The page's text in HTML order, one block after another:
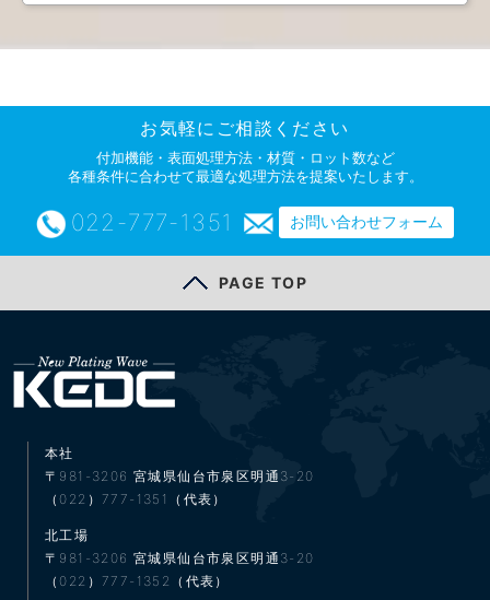
お気軽にご相談ください
付加機能・表面処理方法・材質・ロット数など
各種条件に合わせて最適な処理方法を提案いたします。
022-777-1351 お問い合わせフォーム
PAGE TOP
本社
〒981-3206 宮城県仙台市泉区明通3-20
（022）777-1351（代表）
北工場
〒981-3206 宮城県仙台市泉区明通3-20
（022）777-1352（代表）